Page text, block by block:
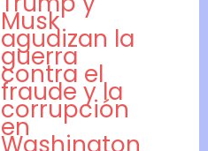
Musk
agudizan la
guerra
contra el
fraude y la
corrupción
en
Washington